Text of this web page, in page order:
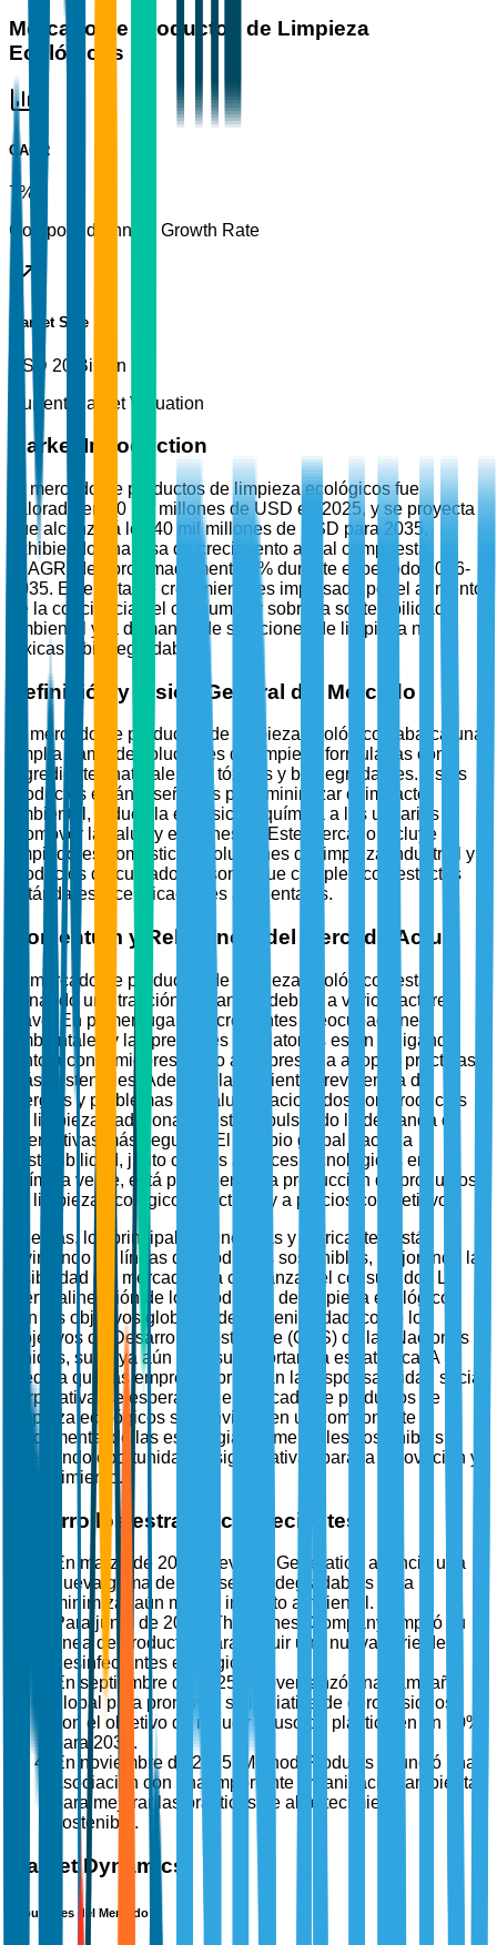
Mercado de Productos de Limpieza
Ecológicos
CAGR
7%
Compound Annual Growth Rate
Market Size
USD 20 Billion
Current Market Valuation
Market Introduction
El mercado de productos de limpieza ecológicos fue
valorado en 20 mil millones de USD en 2025, y se proyecta
que alcanzará los 40 mil millones de USD para 2035,
exhibiendo una tasa de crecimiento anual compuesta
(CAGR) de aproximadamente 7% durante el período 2026-
2035. Este notable crecimiento es impulsado por el aumento
de la conciencia del consumidor sobre la sostenibilidad
ambiental y la demanda de soluciones de limpieza no
tóxicas y biodegradables.
Definición y Visión General del Mercado
El mercado de productos de limpieza ecológicos abarca una
amplia gama de soluciones de limpieza formuladas con
ingredientes naturales, no tóxicos y biodegradables. Estos
productos están diseñados para minimizar el impacto
ambiental, reducir la exposición química a los usuarios y
promover la salud y el bienestar. Este mercado incluye
limpiadores domésticos, soluciones de limpieza industrial y
productos de cuidado personal que cumplen con estrictos
estándares y certificaciones ambientales.
Momentum y Relevancia del Mercado Actual
El mercado de productos de limpieza ecológicos está
ganando una tracción sustancial debido a varios factores
clave. En primer lugar, las crecientes preocupaciones
ambientales y las presiones regulatorias están obligando
tanto a consumidores como a empresas a adoptar prácticas
más sostenibles. Además, la creciente prevalencia de
alergias y problemas de salud relacionados con productos
de limpieza tradicionales está impulsando la demanda de
alternativas más seguras. El cambio global hacia la
sostenibilidad, junto con los avances tecnológicos en
química verde, está permitiendo la producción de productos
de limpieza ecológicos efectivos y a precios competitivos.
Además, los principales minoristas y fabricantes están
invirtiendo en líneas de productos sostenibles, mejorando la
visibilidad del mercado y la confianza del consumidor. La
fuerte alineación de los productos de limpieza ecológicos
con los objetivos globales de sostenibilidad, como los
Objetivos de Desarrollo Sostenible (ODS) de las Naciones
Unidas, subraya aún más su importancia estratégica. A
medida que las empresas priorizan la responsabilidad social
corporativa, se espera que el mercado de productos de
limpieza ecológicos se convierta en un componente
fundamental de las estrategias comerciales sostenibles,
ofreciendo oportunidades significativas para la innovación y
el crecimiento.
Desarrollos estratégicos recientes
En marzo de 2025, Seventh Generation anunció una
nueva gama de envases biodegradables para
minimizar aún más el impacto ambiental.
Para junio de 2025, The Honest Company amplió su
línea de productos para incluir una nueva serie de
desinfectantes ecológicos.
En septiembre de 2025, Ecover lanzó una campaña
global para promover su iniciativa de cero residuos,
con el objetivo de reducir el uso de plástico en un 50%
para 2030.
En noviembre de 2025, Method Products anunció una
asociación con una importante organización ambiental
para mejorar las prácticas de abastecimiento
sostenible.
Market Dynamics
Impulsores del Mercado